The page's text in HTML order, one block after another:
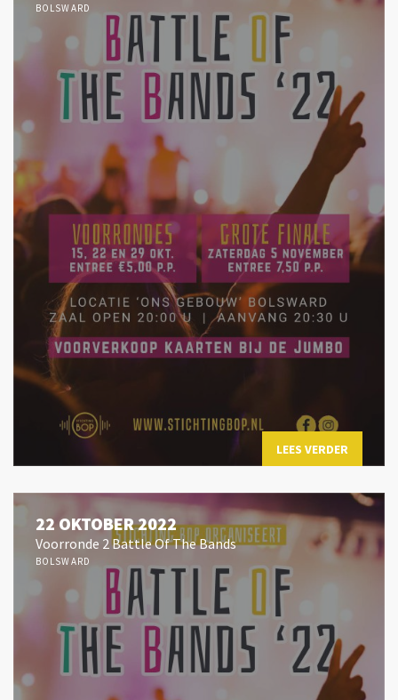
BOLSWARD
LEES VERDER
22 OKTOBER 2022
Voorronde 2 Battle Of The Bands
BOLSWARD